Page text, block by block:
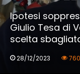
Ipotesi
Giulio Tesa di
scelta
28/12/2023 760